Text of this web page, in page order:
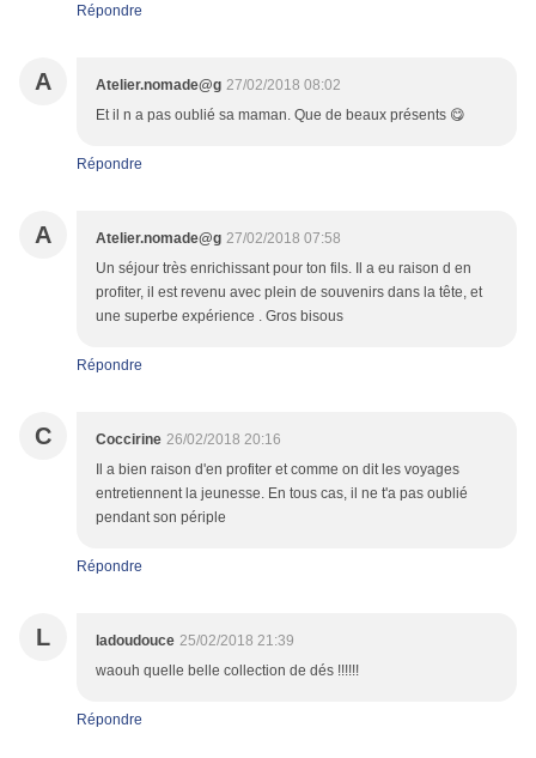
Répondre
A Atelier.nomade@g 27/02/2018 08:02
Et il n a pas oublié sa maman. Que de beaux présents 😋
Répondre
A Atelier.nomade@g 27/02/2018 07:58
Un séjour très enrichissant pour ton fils. Il a eu raison d en
profiter, il est revenu avec plein de souvenirs dans la tête, et
une superbe expérience . Gros bisous
Répondre
C Coccirine 26/02/2018 20:16
Il a bien raison d'en profiter et comme on dit les voyages
entretiennent la jeunesse. En tous cas, il ne t'a pas oublié
pendant son périple
Répondre
L ladoudouce 25/02/2018 21:39
waouh quelle belle collection de dés !!!!!!
Répondre